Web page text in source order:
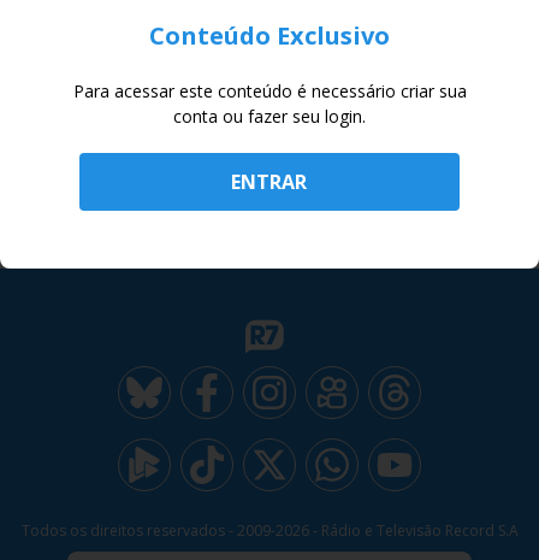
INSTITUCIONAL
Todos os direitos reservados - 2009-2026- Rádio e Televisão Record S.A
Conteúdo Exclusivo
Para acessar este conteúdo é necessário criar sua
conta ou fazer seu login.
ENTRAR